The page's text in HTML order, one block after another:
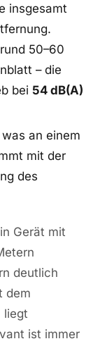
insgesamt
50–60
– die
bei 54 dB(A)
an einem
mit der
des
Gerät mit
deutlich
dem
liegt
ist immer